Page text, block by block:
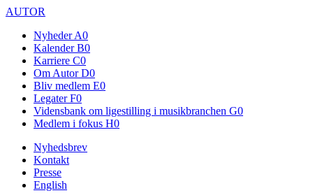
AUTOR
Nyheder A0
Kalender B0
Karriere C0
Om Autor D0
Bliv medlem E0
Legater F0
Vidensbank om ligestilling i musikbranchen G0
Medlem i fokus H0
Nyhedsbrev
Kontakt
Presse
English